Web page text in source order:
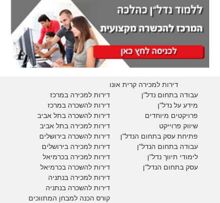
דירות למכירה קרית אונו
דירות למכירה במרכז
דירות להשכרה במרכז
דירות להשכרה בתל אביב
דירות למכירה בתל אביב
דירות להשכרה בירושלים
דירות למכירה בירושלים
דירות למכירה בכרמיאל
דירות להשכרה בכרמיאל
דירות למכירה בנתניה
דירות להשכרה בנתניה
קורס הכנה למבחן המתווכים
עבודה בתחום נדל"ן
מידע על נדל"ן
פרויקטים מיוחדים
שיווק פרוייקט
פתיחת עסק בתחום הנדל"ן
עבודה בתחום הנדל"ן
לימודי תיווך נדל"ן
עסק בתחום הנדל"ן